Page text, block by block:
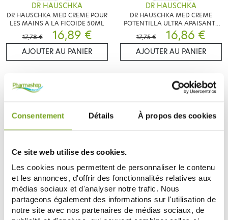
Consentement Détails À propos des cookies
Ce site web utilise des cookies.
Les cookies nous permettent de personnaliser le contenu
et les annonces, d'offrir des fonctionnalités relatives aux
médias sociaux et d'analyser notre trafic. Nous
partageons également des informations sur l'utilisation de
notre site avec nos partenaires de médias sociaux, de
DR HAUSCHKA
DR HAUSCHKA MED CREME POUR
LES MAINS A LA FICOIDE 50ML
17,78 €
16,89 €
AJOUTER AU PANIER
DR HAUSCHKA
DR HAUSCHKA MED CREME
POTENTILLA ULTRA APAISANTE
20ML
17,75 € 16,86 €
AJOUTER AU PANIER
DR HAUSCHKA
DR HAUSCHKA MED DENTIFRICE
SALIN SENSITIVITE 75ML
5,60 €